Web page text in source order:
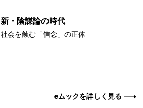
新・陰謀論の時代
社会を蝕む「信念」の正体
eムックを詳しく見る